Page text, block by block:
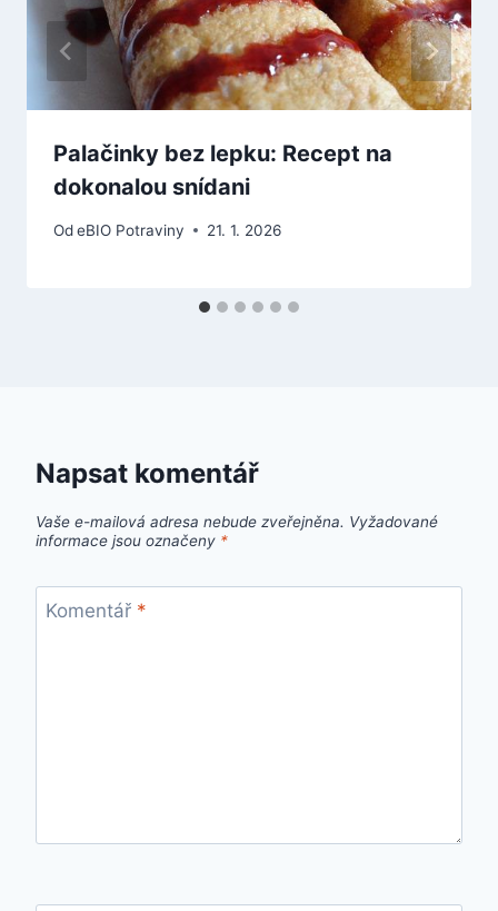
Palačinky bez lepku: Recept na
dokonalou snídani
OdeBIO Potraviny 21. 1. 2026
Napsat komentář
Vaše e-mailová adresa nebude zveřejněna. Vyžadované
informace jsou označeny *
Komentář *